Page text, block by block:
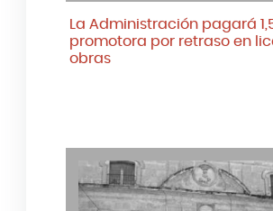
La Administración pagará
promotora por retraso en
obras